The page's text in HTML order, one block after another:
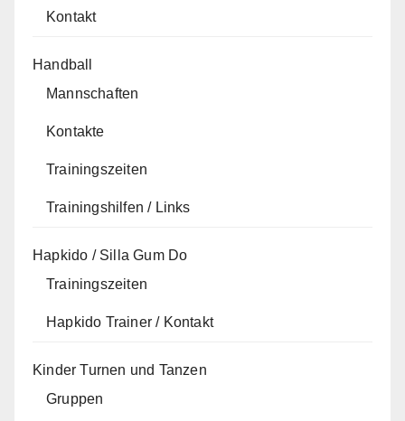
Kontakt
Handball
Mannschaften
Kontakte
Trainingszeiten
Trainingshilfen / Links
Hapkido / Silla Gum Do
Trainingszeiten
Hapkido Trainer / Kontakt
Kinder Turnen und Tanzen
Gruppen